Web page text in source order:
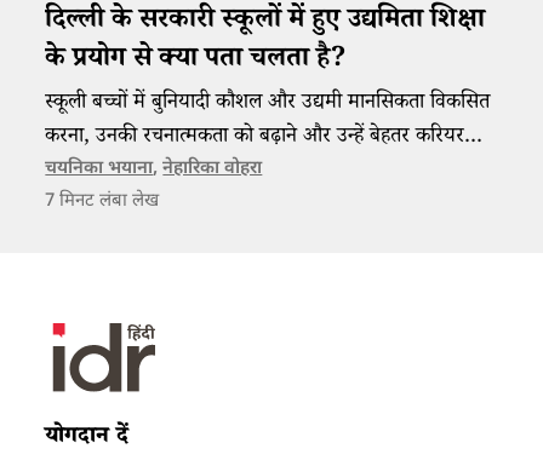
दिल्ली के सरकारी स्कूलों में हुए उद्यमिता शिक्षा
के प्रयोग से क्या पता चलता है?
स्कूली बच्चों में बुनियादी कौशल और उद्यमी मानसिकता विकसित
करना, उनकी रचनात्मकता को बढ़ाने और उन्हें बेहतर करियर
विकल्पों की तरफ ले जाने वाला हो सकता है।
चयनिका भयाना,नेहारिका वोहरा
7 मिनट लंबा लेख
योगदान दें